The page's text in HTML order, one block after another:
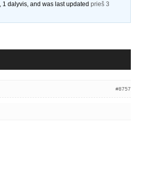
1 dalyvis, and was last updatedprieš 3
#8757